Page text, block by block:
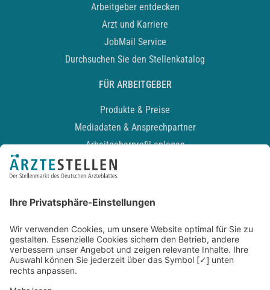
Arbeitgeber entdecken
Arzt und Karriere
JobMail Service
Durchsuchen Sie den Stellenkatalog
FÜR ARBEITGEBER
Produkte & Preise
Mediadaten & Ansprechpartner
Arbeitgeberprofil anlegen
Recruiting-Podcast
Kontakt
Datenschutz
Newsletter